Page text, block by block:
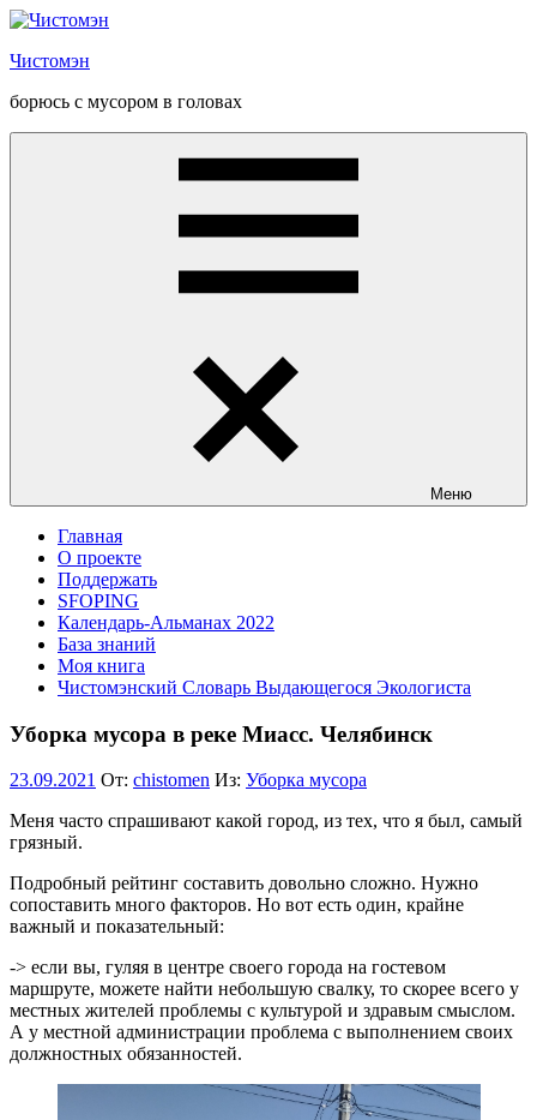
Перейти
содержанию
Чистомэн
борюсь с мусором в головах
Меню
Главная
О проекте
Поддержать
SFOPING
Календарь-Альманах 2022
База знаний
Моя книга
Чистомэнский Словарь Выдающегося Экологиста
Уборка мусора в реке Миасс. Челябинск
23.09.2021 От: chistomen Из: Уборка мусора
Меня часто спрашивают какой город, из тех, что я был, самый
грязный.
Подробный рейтинг составить довольно сложно. Нужно
сопоставить много факторов. Но вот есть один, крайне
важный и показательный:
-> если вы, гуляя в центре своего города на гостевом
маршруте, можете найти небольшую свалку, то скорее всего у
местных жителей проблемы с культурой и здравым смыслом.
А у местной администрации проблема с выполнением своих
должностных обязанностей.